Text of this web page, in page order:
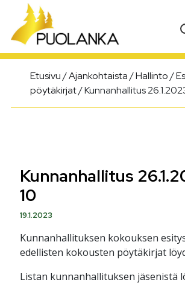
Päävalikko
Etusivu/Ajankohtaista/Hallinto/
pöytäkirjat/Kunnanhallitus
Kunnanhallitus
10
19.1.2023
Kunnanhallituksen kokouksen
edellisten kokousten pöytäkirjat
Listan kunnanhallituksen jäsenistä